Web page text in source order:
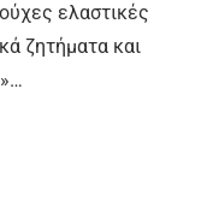
ελαστικές
ζητήματα και